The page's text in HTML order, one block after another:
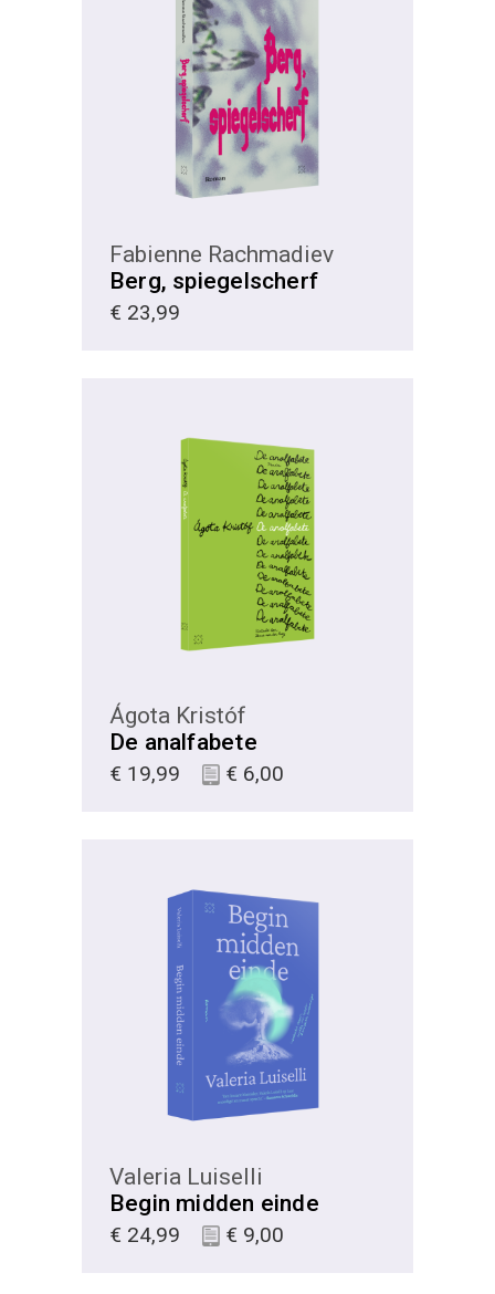
KIES
Fabienne Rachmadiev
Berg, spiegelscherf
€ 23,99
KIES
Ágota Kristóf
De analfabete
€ 19,99 € 6,00
KIES
Valeria Luiselli
Begin midden einde
€ 24,99 € 9,00